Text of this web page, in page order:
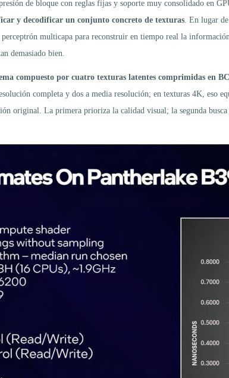
de bloque con reglas fijas y soporte muy consolidado en
y decodificar un conjunto concreto de texturas . En lugar
multicapa para reconstruir en tiempo real la
demasiado bien.
compuesto por cuatro texturas latentes comprimidas en
completa y dos a media resolución; en texturas 4K, eso
original. La primera prioriza la calidad visual; la segunda